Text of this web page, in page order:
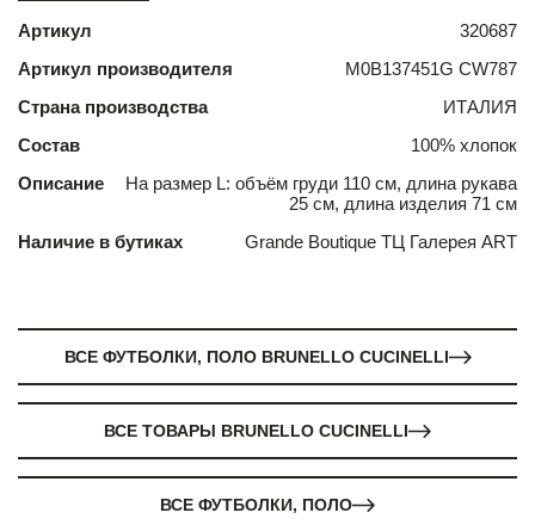
Артикул
320687
Артикул производителя
M0B137451G CW787
Страна производства
ИТАЛИЯ
Состав
100% хлопок
Описание
На размер L: объём груди 110 см, длина рукава
25 см, длина изделия 71 см
Наличие в бутиках
Grande Boutique ТЦ Галерея ART
ВСЕ ФУТБОЛКИ, ПОЛО BRUNELLO CUCINELLI
ВСЕ ТОВАРЫ BRUNELLO CUCINELLI
ВСЕ ФУТБОЛКИ, ПОЛО